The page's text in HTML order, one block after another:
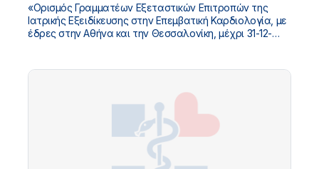
«Ορισμός Γραμματέων Εξεταστικών Επιτροπών της
Ιατρικής Εξειδίκευσης στην Επεμβατική Καρδιολογία, με
έδρες στην Αθήνα και την Θεσσαλονίκη, μέχρι 31-12-